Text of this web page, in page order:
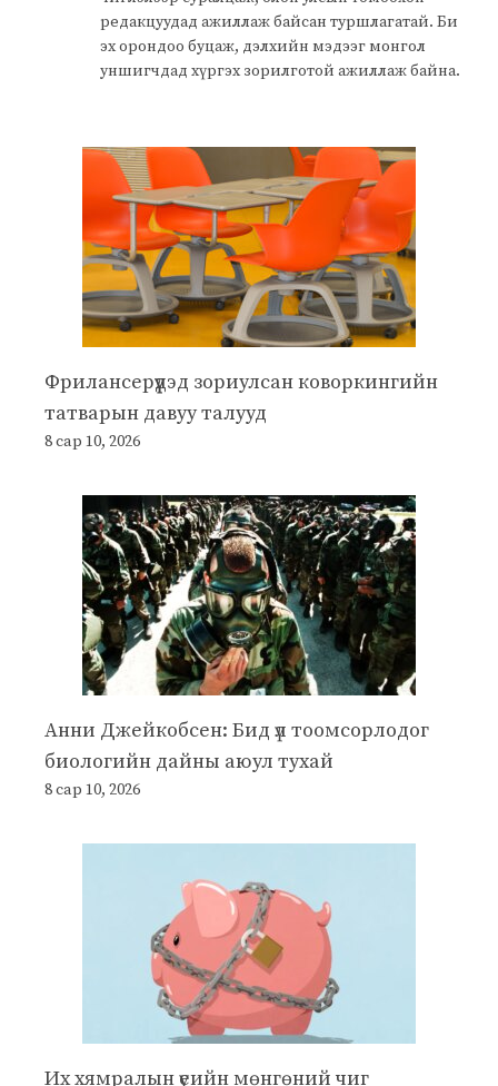
редакцуудад ажиллаж байсан туршлагатай. Би
эх орондоо буцаж, дэлхийн мэдээг монгол
уншигчдад хүргэх зорилготой ажиллаж байна.
Фрилансерүүдэд зориулсан коворкингийн
татварын давуу талууд
8 сар 10, 2026
Анни Джейкобсен: Бид үл тоомсорлодог
биологийн дайны аюул тухай
8 сар 10, 2026
Их хямралын үеийн мөнгөний чиг